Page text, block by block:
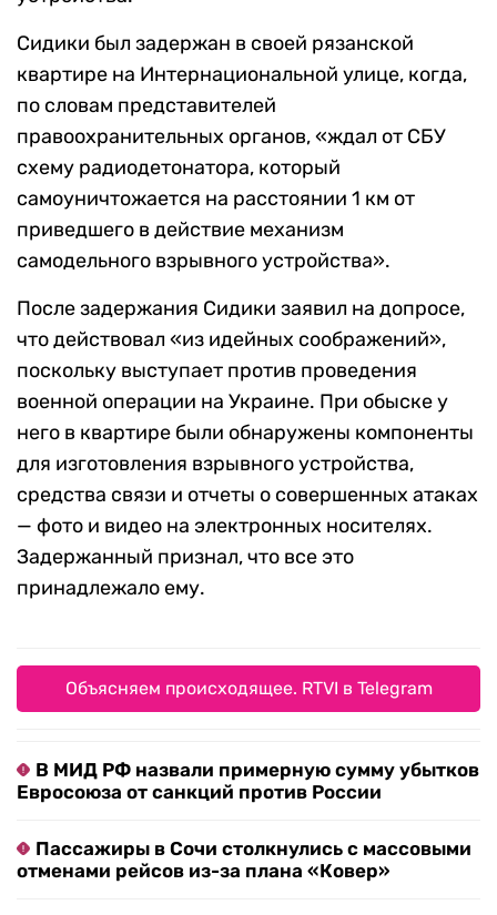
Сидики был задержан в своей рязанской
квартире на Интернациональной улице, когда,
по словам представителей
правоохранительных органов, «ждал от СБУ
схему радиодетонатора, который
самоуничтожается на расстоянии 1 км от
приведшего в действие механизм
самодельного взрывного устройства».
После задержания Сидики заявил на допросе,
что действовал «из идейных соображений»,
поскольку выступает против проведения
военной операции на Украине. При обыске у
него в квартире были обнаружены компоненты
для изготовления взрывного устройства,
средства связи и отчеты о совершенных атаках
— фото и видео на электронных носителях.
Задержанный признал, что все это
принадлежало ему.
Объясняем происходящее. RTVI в Telegram
В МИД РФ назвали примерную сумму убытков
Евросоюза от санкций против России
Пассажиры в Сочи столкнулись с массовыми
отменами рейсов из-за плана «Ковер»